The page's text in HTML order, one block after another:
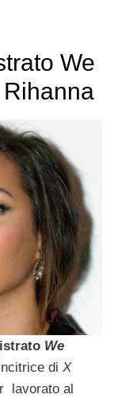
We
We
di X
lavorato al